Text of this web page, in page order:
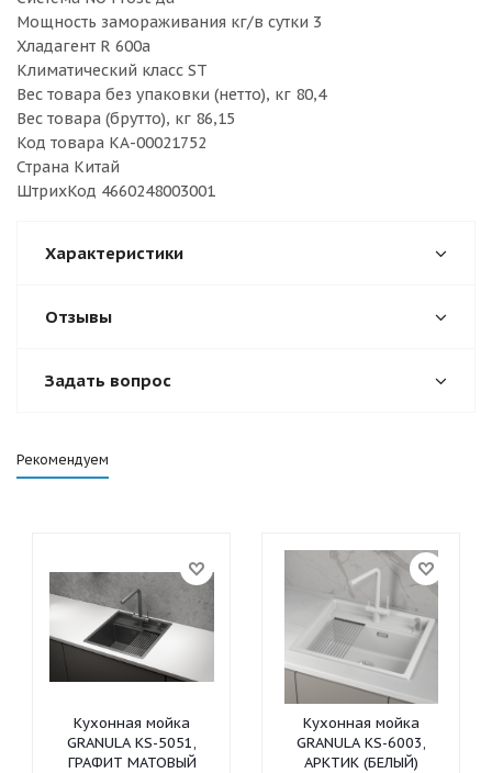
Мощность замораживания кг/в сутки 3
Хладагент R 600a
Климатический класс ST
Вес товара без упаковки (нетто), кг 80,4
Вес товара (брутто), кг 86,15
Код товара КА-00021752
Страна Китай
ШтрихКод 4660248003001
Характеристики
Отзывы
Задать вопрос
Рекомендуем
Кухонная мойка
GRANULA KS-5051,
ГРАФИТ МАТОВЫЙ
Кухонная мойка
GRANULA KS-6003,
АРКТИК (БЕЛЫЙ)